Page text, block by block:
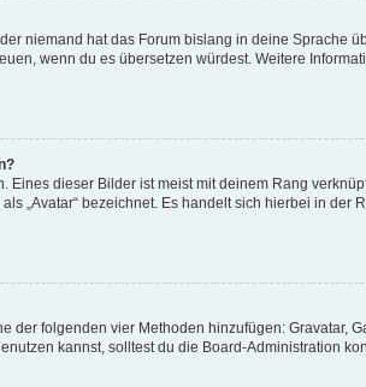
niemand hat das Forum bislang in deine Sprache
wenn du es übersetzen würdest. Weitere
dieser Bilder ist meist mit deinem Rang
„Avatar“ bezeichnet. Es handelt sich hierbei in
der folgenden vier Methoden hinzufügen: Gravatar,
kannst, solltest du die Board-Administration